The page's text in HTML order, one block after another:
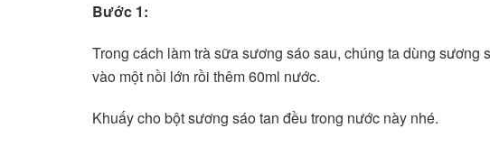
Bước 1:
Trong cách làm trà sữa sương sáo sau, chúng ta dùng
vào một nồi lớn rồi thêm 60ml nước.
Khuấy cho bột sương sáo tan đều trong nước này nhé.